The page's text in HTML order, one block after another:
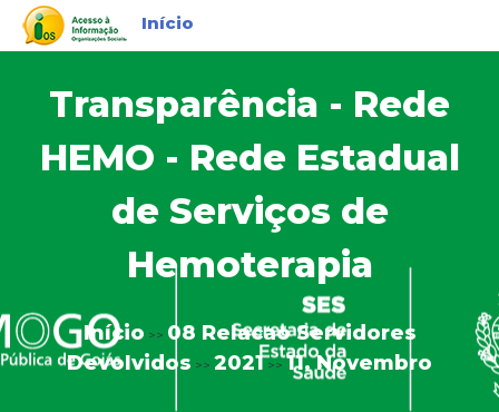
Início
Transparência - Rede
HEMO - Rede Estadual
de Serviços de
Hemoterapia
Início >> 08 Relacao Servidores
Devolvidos >> 2021 >> 11. Novembro